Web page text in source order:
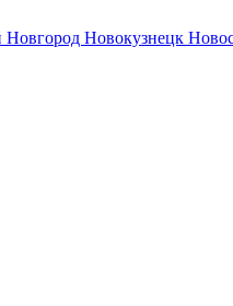
Новокузнецк